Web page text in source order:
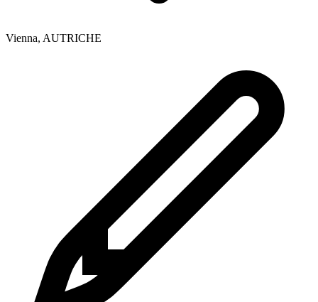
Vienna, AUTRICHE